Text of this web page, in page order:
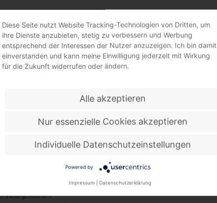
GYSPOT PTI GENIUS -
wassergekühlt GYS
Diese Seite nutzt Website Tracking-Technologien von Dritten, um
ihre Dienste anzubieten, stetig zu verbessern und Werbung
entsprechend der Interessen der Nutzer anzuzeigen. Ich bin damit
einverstanden und kann meine Einwilligung jederzeit mit Wirkung
für die Zukunft widerrufen oder ändern.
Alle akzeptieren
Nur essenzielle Cookies akzeptieren
Individuelle Datenschutzeinstellungen
Powered by
Impressum Datenschutzerklärung